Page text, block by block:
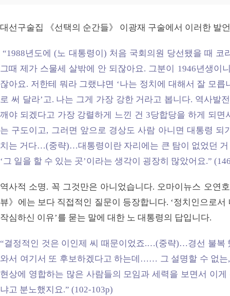
대선구술집 《선택의 순간들》 이광재 구술에서 이러한 발
“1988년도에 (노 대통령이) 처음 국회의원 당선됐을 때 코
그때 제가 스물세 살밖에 안 되잖아요. 그분이 1946년생이
잖아요. 저한테 뭐라 그랬냐면 ‘나는 정치에 대해서 잘 모
로 써 달라’고. 나는 그게 가장 강한 거라고 봅니다. 역사발
깨야 되겠다고 가장 강렬하게 느낀 건 3당합당을 하게 되면
는 구도이고, 그러면 앞으로 경상도 사람 아니면 대통령 되
치는 거다…(중략)…대통령이란 자리에는 큰 탐이 없었던
‘그 일을 할 수 있는 곳’이라는 생각이 굉장히 많았어요.”
역사적 소명. 꼭 그것만은 아니었습니다. 오마이뉴스 오연
뷰》에는 보다 직접적인 질문이 등장합니다. ‘정치인으로
작심하신 이유’를 묻는 말에 대한 노 대통령의 답입니다.
“결정적인 것은 이인제 씨 때문이었죠.…(중략)…경선 불복
와서 여기서 또 후보하겠다고 하는데…… 그 설명할 수 없는
현상에 영합하는 많은 사람들의 모임과 세력을 보면서 이
냐고 분노했지요.” (102-103p)